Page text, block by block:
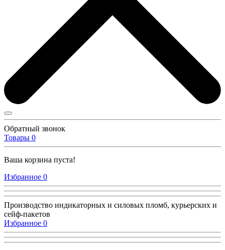
Обратный звонок
Товары 0
Ваша корзина пуста!
Избранное 0
Производство индикаторных и силовых пломб, курьерских и
сейф-пакетов
Избранное 0